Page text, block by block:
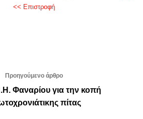
<< Επιστροφή
Προηγούμενο άρθρο
Φαναρίου για την κοπή
πίτας